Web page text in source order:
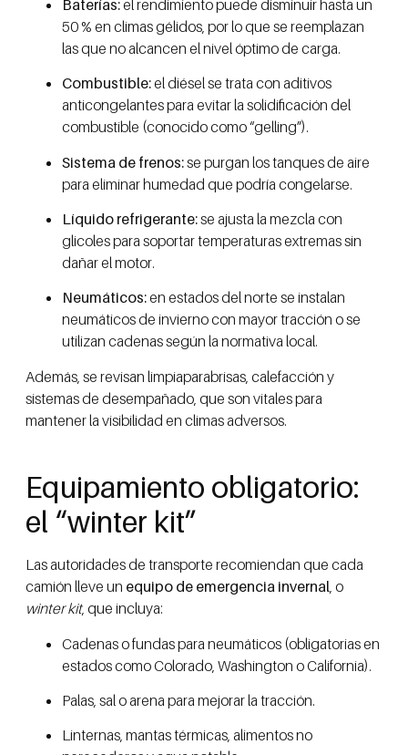
Baterías:el rendimiento puede disminuir hasta un
50 % en climas gélidos, por lo que se reemplazan
las que no alcancen el nivel óptimo de carga.
Combustible:el diésel se trata con aditivos
anticongelantes para evitar la solidificación del
combustible (conocido como “gelling”).
Sistema de frenos:se purgan los tanques de aire
para eliminar humedad que podría congelarse.
Líquido refrigerante:se ajusta la mezcla con
glicoles para soportar temperaturas extremas sin
dañar el motor.
Neumáticos:en estados del norte se instalan
neumáticos de invierno con mayor tracción o se
utilizan cadenas según la normativa local.
Además, se revisan limpiaparabrisas, calefacción y
sistemas de desempañado, que son vitales para
mantener la visibilidad en climas adversos.
Equipamiento obligatorio:
el “winter kit”
Las autoridades de transporte recomiendan que cada
camión lleve un equipo de emergencia invernal, o
winter kit, que incluya:
Cadenas o fundas para neumáticos (obligatorias en
estados como Colorado, Washington o California).
Palas, sal o arena para mejorar la tracción.
Linternas, mantas térmicas, alimentos no